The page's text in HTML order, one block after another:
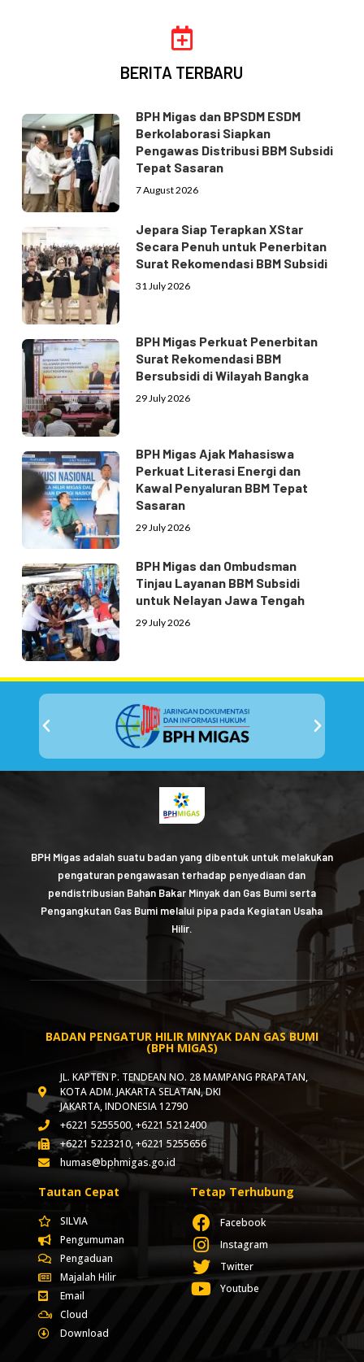
BERITA TERBARU
BPH Migas dan BPSDM ESDM
Berkolaborasi Siapkan
Pengawas Distribusi BBM Subsidi
Tepat Sasaran
7 August 2026
Jepara Siap Terapkan XStar
Secara Penuh untuk Penerbitan
Surat Rekomendasi BBM Subsidi
31 July 2026
BPH Migas Perkuat Penerbitan
Surat Rekomendasi BBM
Bersubsidi di Wilayah Bangka
29 July 2026
BPH Migas Ajak Mahasiswa
Perkuat Literasi Energi dan
Kawal Penyaluran BBM Tepat
Sasaran
29 July 2026
BPH Migas dan Ombudsman
Tinjau Layanan BBM Subsidi
untuk Nelayan Jawa Tengah
29 July 2026
BPH Migas adalah suatu badan yang dibentuk untuk melakukan
pengaturan pengawasan terhadap penyediaan dan
pendistribusian Bahan Bakar Minyak dan Gas Bumi serta
Pengangkutan Gas Bumi melalui pipa pada Kegiatan Usaha
Hilir.
BADAN PENGATUR HILIR MINYAK DAN GAS BUMI
(BPH MIGAS)
JL. KAPTEN P. TENDEAN NO. 28 MAMPANG PRAPATAN,
KOTA ADM. JAKARTA SELATAN, DKI
JAKARTA, INDONESIA 12790
+6221 5255500, +6221 5212400
+6221 5223210, +6221 5255656
humas@bphmigas.go.id
Tautan Cepat
SILVIA
Pengumuman
Pengaduan
Majalah Hilir
Email
Cloud
Download
Tetap Terhubung
Facebook
Instagram
Twitter
Youtube